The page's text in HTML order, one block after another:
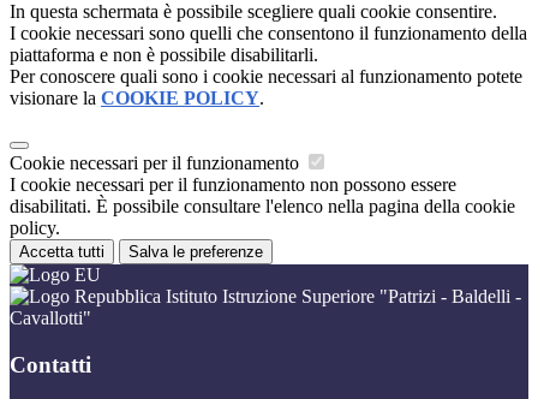
In questa schermata è possibile scegliere quali cookie consentire.
I cookie necessari sono quelli che consentono il funzionamento della
piattaforma e non è possibile disabilitarli.
Per conoscere quali sono i cookie necessari al funzionamento potete
visionare la COOKIE POLICY.
Cookie necessari per il funzionamento
I cookie necessari per il funzionamento non possono essere
disabilitati. È possibile consultare l'elenco nella pagina della cookie
policy.
Accetta tutti Salva le preferenze
Istituto Istruzione Superiore "Patrizi - Baldelli -
Cavallotti"
Contatti